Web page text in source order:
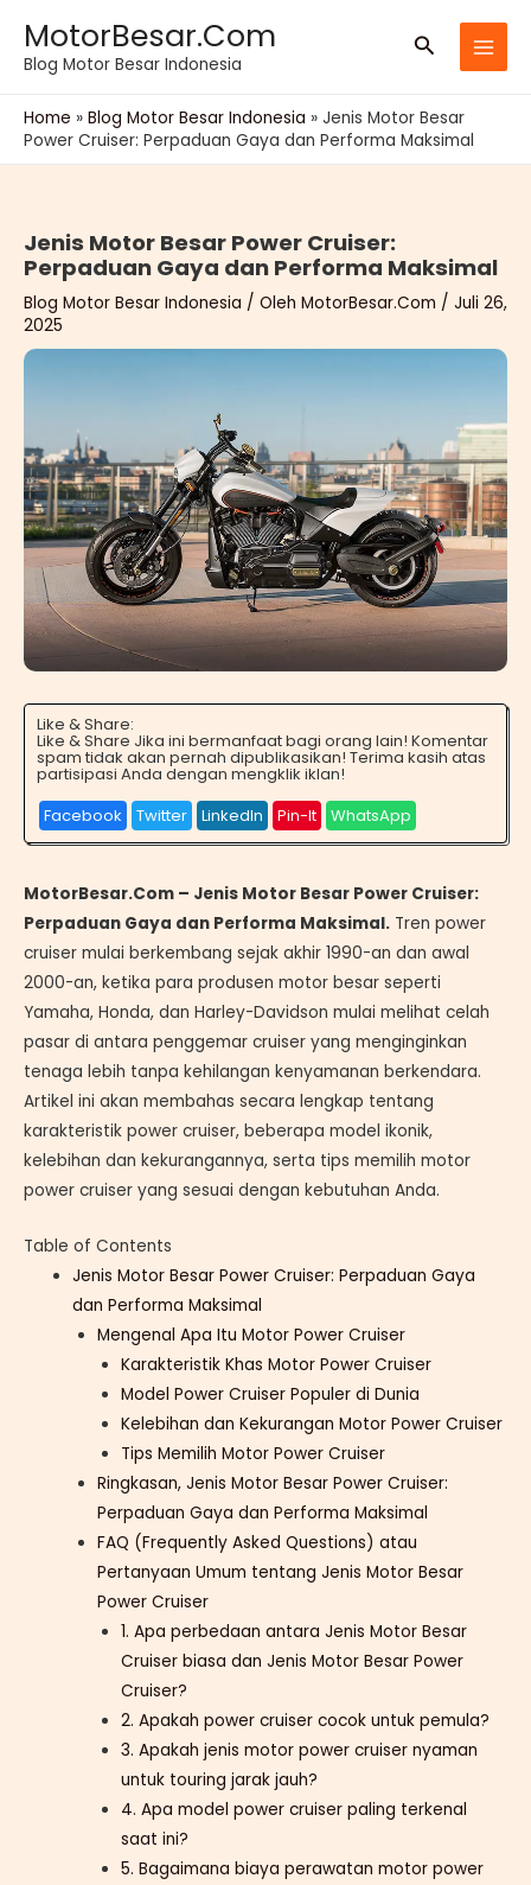
konten
MotorBesar.Com
Blog Motor Besar Indonesia
Cari
Home » Blog Motor Besar Indonesia » Jenis Motor Besar
Power Cruiser: Perpaduan Gaya dan Performa Maksimal
Jenis Motor Besar Power Cruiser:
Perpaduan Gaya dan Performa Maksimal
Blog Motor Besar Indonesia / Oleh MotorBesar.Com / Juli 26,
2025
Like & Share:
Like & Share Jika ini bermanfaat bagi orang lain! Komentar
spam tidak akan pernah dipublikasikan! Terima kasih atas
partisipasi Anda dengan mengklik iklan!
Facebook
Twitter LinkedIn Pin-It WhatsApp
MotorBesar.Com – Jenis Motor Besar Power Cruiser:
Perpaduan Gaya dan Performa Maksimal. Tren power
cruiser mulai berkembang sejak akhir 1990-an dan awal
2000-an, ketika para produsen motor besar seperti
Yamaha, Honda, dan Harley-Davidson mulai melihat celah
pasar di antara penggemar cruiser yang menginginkan
tenaga lebih tanpa kehilangan kenyamanan berkendara.
Artikel ini akan membahas secara lengkap tentang
karakteristik power cruiser, beberapa model ikonik,
kelebihan dan kekurangannya, serta tips memilih motor
power cruiser yang sesuai dengan kebutuhan Anda.
Table of Contents
Jenis Motor Besar Power Cruiser: Perpaduan Gaya
dan Performa Maksimal
Mengenal Apa Itu Motor Power Cruiser
Karakteristik Khas Motor Power Cruiser
Model Power Cruiser Populer di Dunia
Kelebihan dan Kekurangan Motor Power Cruiser
Tips Memilih Motor Power Cruiser
Ringkasan, Jenis Motor Besar Power Cruiser:
Perpaduan Gaya dan Performa Maksimal
FAQ (Frequently Asked Questions) atau
Pertanyaan Umum tentang Jenis Motor Besar
Power Cruiser
1. Apa perbedaan antara Jenis Motor Besar
Cruiser biasa dan Jenis Motor Besar Power
Cruiser?
2. Apakah power cruiser cocok untuk pemula?
3. Apakah jenis motor power cruiser nyaman
untuk touring jarak jauh?
4. Apa model power cruiser paling terkenal
saat ini?
5. Bagaimana biaya perawatan motor power